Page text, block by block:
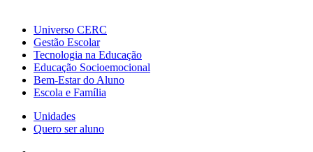
Universo CERC
Gestão Escolar
Tecnologia na Educação
Educação Socioemocional
Bem-Estar do Aluno
Escola e Família
Unidades
Quero ser aluno